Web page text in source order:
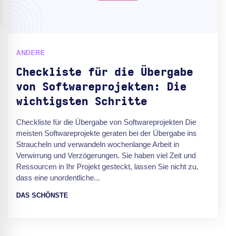
ANDERE
Checkliste für die Übergabe
von Softwareprojekten: Die
wichtigsten Schritte
Checkliste für die Übergabe von Softwareprojekten Die
meisten Softwareprojekte geraten bei der Übergabe ins
Straucheln und verwandeln wochenlange Arbeit in
Verwirrung und Verzögerungen. Sie haben viel Zeit und
Ressourcen in Ihr Projekt gesteckt, lassen Sie nicht zu,
dass eine unordentliche...
DAS SCHÖNSTE